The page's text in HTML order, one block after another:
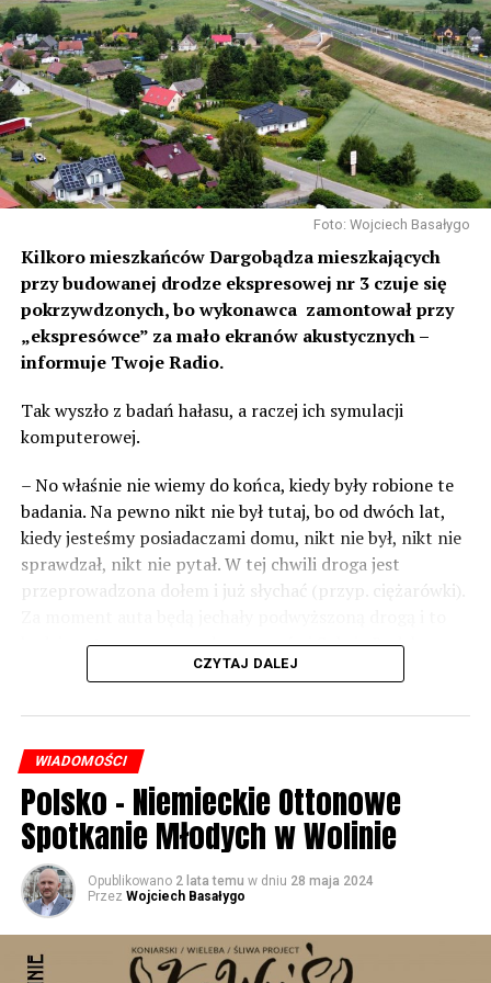
Foto: Wojciech Basałygo
Kilkoro mieszkańców Dargobądza mieszkających
przy budowanej drodze ekspresowej nr 3 czuje się
pokrzywdzonych, bo wykonawca zamontował przy
„ekspresówce” za mało ekranów akustycznych –
informuje Twoje Radio.
Tak wyszło z badań hałasu, a raczej ich symulacji
komputerowej.
– No właśnie nie wiemy do końca, kiedy były robione te
badania. Na pewno nikt nie był tutaj, bo od dwóch lat,
kiedy jesteśmy posiadaczami domu, nikt nie był, nikt nie
sprawdzał, nikt nie pytał. W tej chwili droga jest
przeprowadzona dołem i już słychać (przyp. ciężarówki).
będzie czteropasmowa droga – mówi Sylwia Rudak,
mieszkanka Dargobądza.
Inwestor tłumaczy, że poluzowano normy i to co było
hałasem jeszcze kilkanaście lat temu – dziś już nim nie
jest.
– Tych ekranów rzeczywiście w rejonie miejscowości
Dargobądz jest trochę mniej niż było przy starej drodze
krajowej numer trzy. Natomiast to wynika również z
tego, że te normy dopuszczalnego hałasu, które obecnie
obowiązują i które obowiązywały również podczas
przygotowywania dokumentacji projektowej dla drogi
ekspresowej S3 są inne niż te, które były przed wieloma
CZYTAJ DALEJ
WIADOMOŚCI
Polsko – Niemieckie Ottonowe
Spotkanie Młodych w Wolinie
Opublikowano 2 lata temu w dniu 28 maja 2024
Przez Wojciech Basałygo